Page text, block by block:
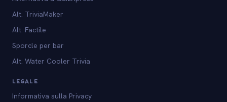
Alt. TriviaMaker
Alt. Factile
Sporcle per bar
Alt. Water Cooler Trivia
LEGALE
Informativa sulla Privacy